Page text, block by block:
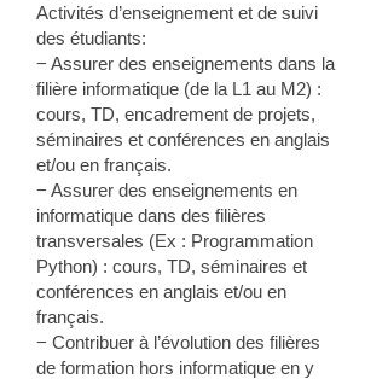
Activités d’enseignement et de suivi
des étudiants:
− Assurer des enseignements dans la
filière informatique (de la L1 au M2) :
cours, TD, encadrement de projets,
séminaires et conférences en anglais
et/ou en français.
− Assurer des enseignements en
informatique dans des filières
transversales (Ex : Programmation
Python) : cours, TD, séminaires et
conférences en anglais et/ou en
français.
− Contribuer à l’évolution des filières
de formation hors informatique en y